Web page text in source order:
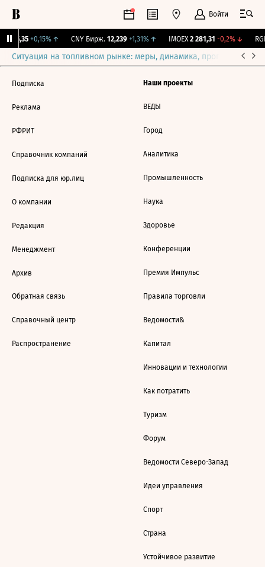
Войти
115,35 +0,15%↑ CNY Бирж. 12,239 +1,31%↑ IMOEX 2 281,31 -0,2%↓
Ситуация на топливном рынке: меры, динамика, прогнозы
Подписка
Реклама
РФРИТ
Справочник компаний
Подписка для юр.лиц
О компании
Редакция
Менеджмент
Архив
Обратная связь
Справочный центр
Распространение
Наши проекты
ВЕДЫ
Город
Аналитика
Промышленность
Наука
Здоровье
Конференции
Премия Импульс
Правила торговли
Ведомости&
Капитал
Инновации и технологии
Как потратить
Туризм
Форум
Ведомости Северо-Запад
Идеи управления
Спорт
Страна
Устойчивое развитие